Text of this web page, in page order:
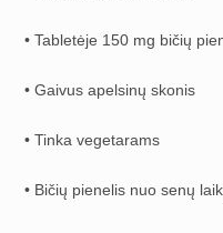
• Tabletėje 150 mg bičių
• Gaivus apelsinų skonis
• Tinka vegetarams
• Bičių pienelis nuo senų